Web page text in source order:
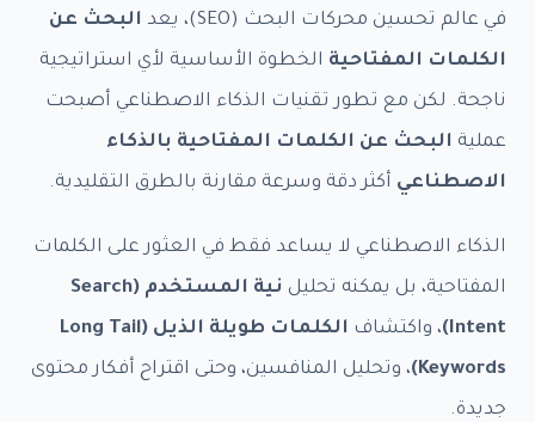
في عالم تحسين محركات البحث (SEO)، يعد
البحث عن
الكلمات المفتاحية الخطوة الأساسية لأي استراتيجية
ناجحة. لكن مع تطور تقنيات الذكاء الاصطناعي أصبحت
عملية البحث عن الكلمات المفتاحية بالذكاء
الاصطناعي أكثر دقة وسرعة مقارنة بالطرق التقليدية.
الذكاء الاصطناعي لا يساعد فقط في العثور على الكلمات
المفتاحية، بل يمكنه تحليل
نية المستخدم (Search
Intent) ، واكتشاف
الكلمات طويلة الذيل (Long Tail
Keywords) ، وتحليل المنافسين، وحتى اقتراح أفكار محتوى
جديدة.